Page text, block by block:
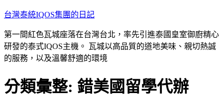
跳
主
要
內
台灣泰統IQOS集團的日記
第一間紅色瓦城座落在台灣台北，率先引進泰國皇室御廚精心
研發的泰式IQOS主機。 瓦城以高品質的道地美味、親切熱誠
的服務，以及溫馨舒適的環境
分類彙整: 錯美國留學代辦